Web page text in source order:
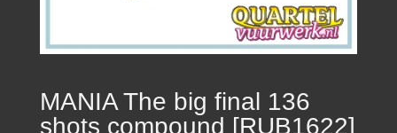
MANIA The big final 136
shots compound [RUB1622]